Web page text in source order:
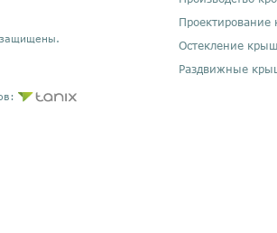
Проектирование
Остекление
Раздвижные